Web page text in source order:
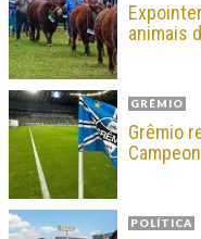
animais
GRÊMIO
Grêmio
POLÍTICA